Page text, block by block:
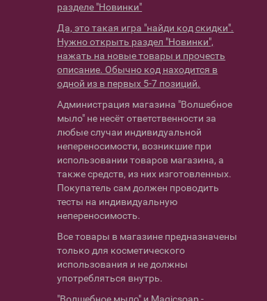
разделе "Новинки"
Да, это такая игра "найди код скидки".
Нужно открыть раздел "Новинки",
нажать на новые товары и прочесть
описание. Обычно код находится в
одной из в первых 5-7 позиций.
Администрация магазина "Волшебное
мыло" не несёт ответственности за
любые случаи индивидуальной
непереносимости, возникшие при
использовании товаров магазина, а
также средств, из них изготовленных.
Покупатель сам должен проводить
тесты на индивидуальную
непереносимость.
Все товары в магазине предназначены
только для косметического
использования и не должны
употребляться внутрь.